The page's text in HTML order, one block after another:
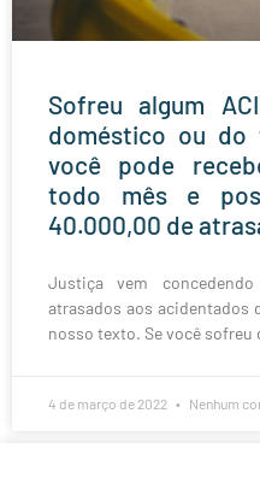
Sofreu algum
doméstico ou do
você pode
todo mês e
40.000,00 de
Justiça vem
atrasados aos acidentados
nosso texto. Se você sofreu
4 de março de 2022 Nenhum